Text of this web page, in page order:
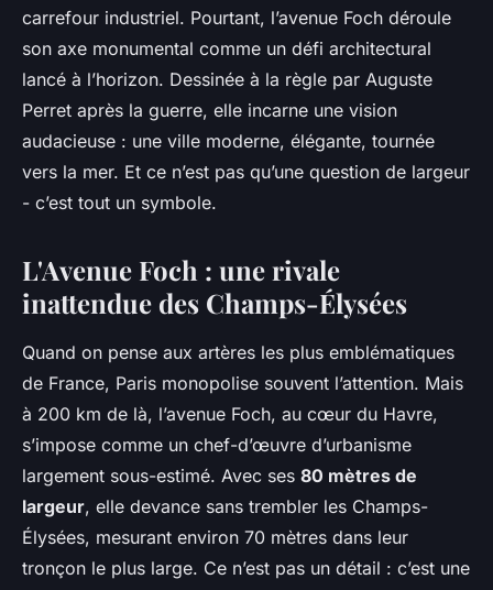
Éléanore•30/03/2026 13:42•14 min de lecture
carrefour industriel. Pourtant, l’avenue Foch déroule
son axe monumental comme un défi architectural
lancé à l’horizon. Dessinée à la règle par Auguste
Perret après la guerre, elle incarne une vision
audacieuse : une ville moderne, élégante, tournée
vers la mer. Et ce n’est pas qu’une question de largeur
- c’est tout un symbole.
L'Avenue Foch : une rivale
inattendue des Champs-Élysées
Quand on pense aux artères les plus emblématiques
de France, Paris monopolise souvent l’attention. Mais
à 200 km de là, l’avenue Foch, au cœur du Havre,
s’impose comme un chef-d’œuvre d’urbanisme
largement sous-estimé. Avec ses 80 mètres de
largeur, elle devance sans trembler les Champs-
Élysées, mesurant environ 70 mètres dans leur
tronçon le plus large. Ce n’est pas un détail : c’est une